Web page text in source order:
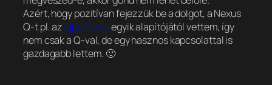
Azért, hogy pozitívan fejezzük be a dolgot, a Nexus
Q-t pl. azOpenFeintegyik alapítójától vettem, így
nem csak a Q-val, de egy hasznos kapcsolattal is
gazdagabb lettem. 🙂